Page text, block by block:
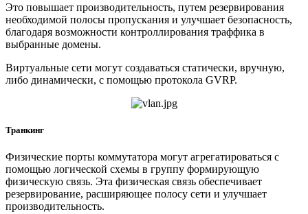
Это повышает производительность, путем резервирования
необходимой полосы пропускания и улучшает безопасность,
благодаря возможности контроллирования траффика в
выбранные домены.
Виртуальные сети могут создаваться статически, вручную,
либо динамически, с помощью протокола GVRP.
Транкинг
Физические порты коммутатора могут агрегатироваться с
помощью логической схемы в группу формирующую
физическую связь. Эта физическая связь обеспечивает
резервирование, раcширяющее полосу сети и улучшает
производительность.